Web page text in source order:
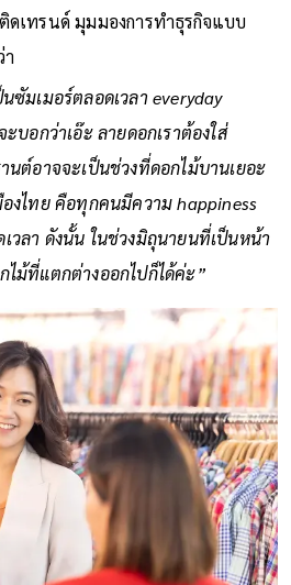
ดเทรนด์ มุมมองการทำธุรกิจแบบ
า
ซัมเมอร์ตลอดเวลา everyday
บอกว่าเอ๊ะ ลายดอกเราต้องใส่
นต์อาจจะเป็นช่วงที่ดอกไม้บานเยอะ
งไทย คือทุกคนมีความ happiness
วลา ดังนั้น ในช่วงมิถุนายนที่เป็นหน้า
ม้ที่แตกต่างออกไปก็ได้ค่ะ”